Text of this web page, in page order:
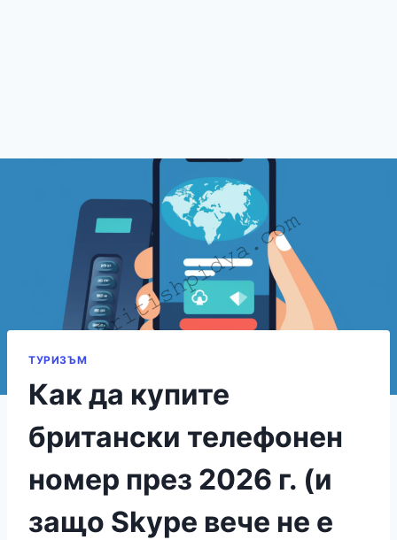
ТУРИЗЪМ
Как да купите
британски телефонен
номер през 2026 г. (и
защо Skype вече не е